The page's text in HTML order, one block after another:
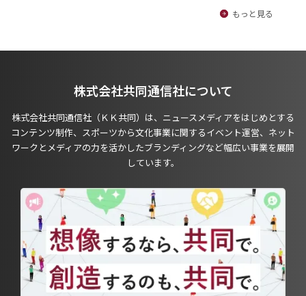
もっと見る
株式会社共同通信社について
株式会社共同通信社（ＫＫ共同）は、ニュースメディアをはじめとする
コンテンツ制作、スポーツから文化事業に関するイベント運営、ネット
ワークとメディアの力を活かしたブランディングなど幅広い事業を展開
しています。